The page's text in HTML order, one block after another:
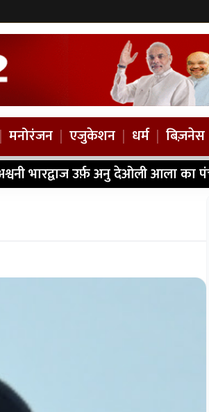
| मनोरंजन | एजुकेशन | धर्म | बिज़नेस
भारद्वाज उर्फ़ अनु देओली आला का